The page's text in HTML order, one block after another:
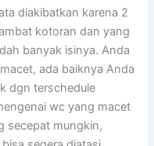
diakibatkan karena 2
kotoran dan yang
banyak isinya. Anda
ada baiknya Anda
dgn terschedule
wc yang macet
secepat mungkin,